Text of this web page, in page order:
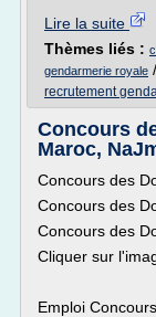
Lire la suite
Thèmes liés :
gendarmerie royale /
recrutement
Concours
Maroc,
Concours des
Concours des
Concours des
Cliquer sur
Emploi